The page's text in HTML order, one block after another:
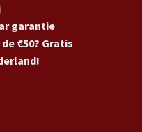
garantie
€50? Gratis